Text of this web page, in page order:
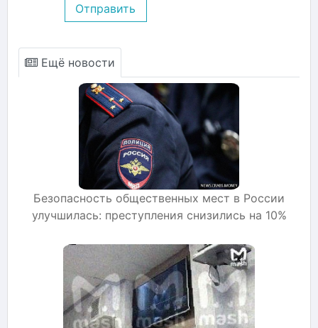
Отправить
Ещё новости
Безопасность общественных мест в России
улучшилась: преступления снизились на 10%